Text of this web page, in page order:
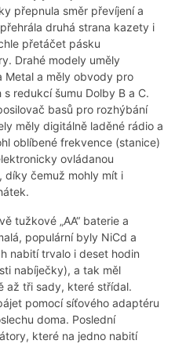
přepnula směr převíjení a
druhá strana kazety i
přetáčet pásku
Drahé modely uměly
Metal a měly obvody pro
redukcí šumu Dolby B a C.
basů pro rozhýbání
měly digitálně laděné rádio a
oblíbené frekvence (stanice)
ovládanou
díky čemuž mohly mít i
tužkové „AA“ baterie a
populární byly NiCd a
nabití trvalo i deset hodin
nabíječky), a tak měl
až tři sady, které střídal.
pomocí síťového adaptéru
doma. Poslední
které na jedno nabití